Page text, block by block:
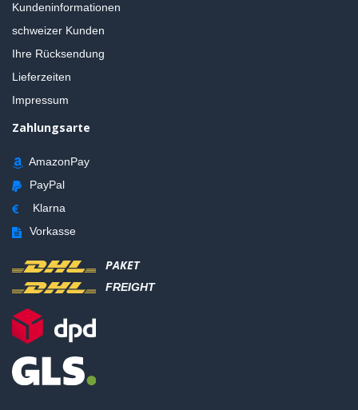
Kundeninformationen
schweizer Kunden
Ihre Rücksendung
Lieferzeiten
Impressum
Zahlungsarte
AmazonPay
PayPal
Klarna
Vorkasse
PAKET
FREIGHT